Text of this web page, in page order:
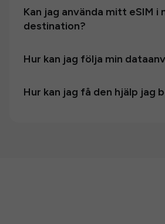
Kan jag använda mitt eSIM i
destination?
Hur kan jag följa min
Hur kan jag få den hjälp jag